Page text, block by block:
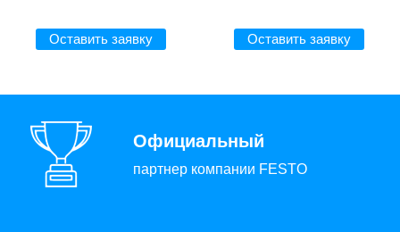
Оставить заявку Оставить заявку
Официальный
партнер компании FESTO